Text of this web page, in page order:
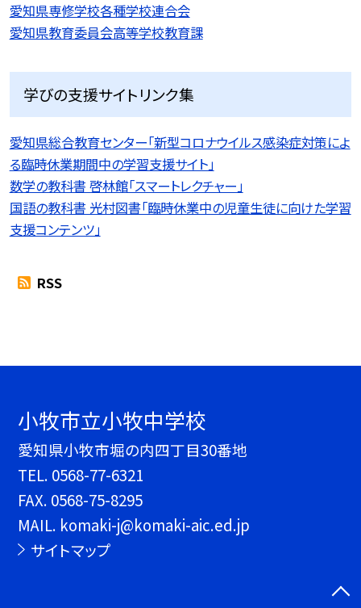
愛知県専修学校各種学校連合会
愛知県教育委員会高等学校教育課
学びの支援サイトリンク集
愛知県総合教育センター「新型コロナウイルス感染症対策によ
る臨時休業期間中の学習支援サイト」
数学の教科書 啓林館「スマートレクチャー」
国語の教科書 光村図書「臨時休業中の児童生徒に向けた学習
支援コンテンツ」
RSS
小牧市立小牧中学校
愛知県小牧市堀の内四丁目30番地
TEL. 0568-77-6321
FAX. 0568-75-8295
MAIL. komaki-j@komaki-aic.ed.jp
サイトマップ